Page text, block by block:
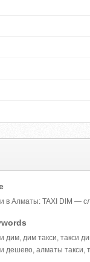
в Алматы: TAXI DIM —
дим, дим такси, такси
дешево, алматы такси,